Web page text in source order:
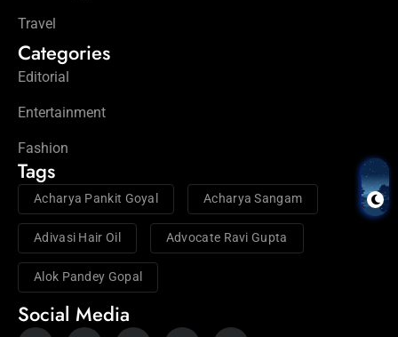
Travel
Categories
Editorial
Entertainment
Fashion
Tags
Acharya Pankit Goyal Acharya Sangam
Adivasi Hair Oil Advocate Ravi Gupta
Alok Pandey Gopal
Social Media